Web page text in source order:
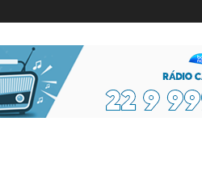
da Figura